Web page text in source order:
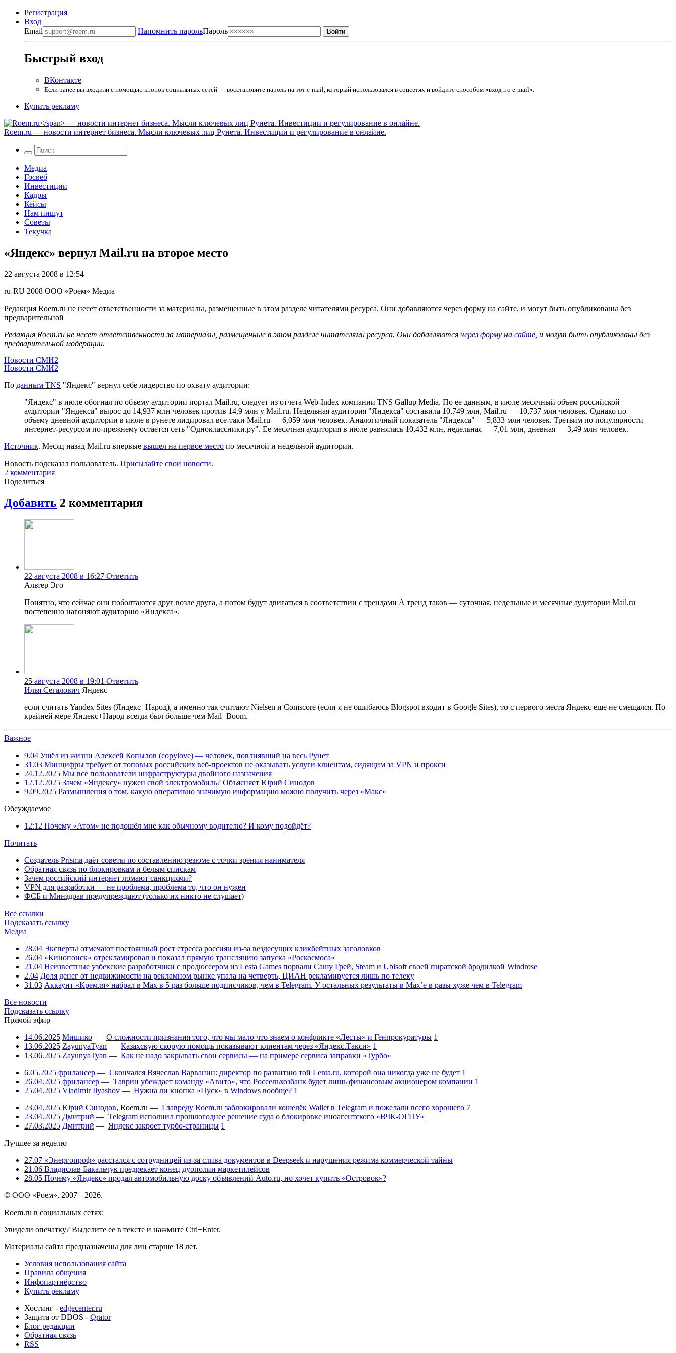
Регистрация
Вход
Email
Напомнить парольПароль
Быстрый вход
ВКонтакте
Если ранее вы входили с помощью кнопок социальных сетей — восстановите пароль на тот e-mail, который использовался в соцсетях и войдите способом «вход по e-mail».
Купить рекламу
Roem.ru — новости интернет бизнеса. Мысли ключевых лиц Рунета. Инвестиции и регулирование в онлайне.
Медиа
Госвеб
Инвестиции
Кадры
Кейсы
Нам пишут
Советы
Текучка
«Яндекс» вернул Mail.ru на второе место
22 августа 2008 в 12:54
ru-RU 2008 ООО «Роем» Медиа
Редакция Roem.ru не несет ответственности за материалы, размещенные в этом разделе читателями ресурса. Они добавляются через форму на сайте, и могут быть опубликованы без
предварительной
Редакция Roem.ru не несет ответственности за материалы, размещенные в этом разделе читателями ресурса. Они добавляются через форму на сайте , и могут быть опубликованы без
предварительной модерации.
Новости СМИ2
Новости СМИ2
По данным TNS "Яндекс" вернул себе лидерство по охвату аудитории:
"Яндекс" в июле обогнал по объему аудитории портал Mail.ru, следует из отчета Web-Index компании TNS Gallup Media. По ее данным, в июле месячный объем российской
аудитории "Яндекса" вырос до 14,937 млн человек против 14,9 млн у Mail.ru. Недельная аудитория "Яндекса" составила 10,749 млн, Mail.ru — 10,737 млн человек. Однако по
объему дневной аудитории в июле в рунете лидировал все-таки Mail.ru — 6,059 млн человек. Аналогичный показатель "Яндекса" — 5,833 млн человек. Третьим по популярности
интернет-ресурсом по-прежнему остается сеть "Одноклассники.ру". Ее месячная аудитория в июле равнялась 10,432 млн, недельная — 7,01 млн, дневная — 3,49 млн человек.
Источник. Месяц назад Mail.ru впервые вышел на первое место по месячной и недельной аудитории.
Новость подсказал пользователь. Присылайте свои новости.
2 комментария
Поделиться
Добавить 2 комментария
22 августа 2008 в 16:27 Ответить
Альтер Эго
Понятно, что сейчас они поболтаются друг возле друга, а потом будут двигаться в соответствии с трендами А тренд таков — суточная, недельные и месячные аудитории Mail.ru
постепенно нагоняют аудиторию «Яндекса».
25 августа 2008 в 19:01 Ответить
Илья Сегалович Яндекс
если считать Yandex Sites (Яндекс+Народ), а именно так считают Nielsen и Comscore (если я не ошибаюсь Blogspot входит в Google Sites), то с первого места Яндекс еще не смещался. По
крайней мере Яндекс+Народ всегда был больше чем Mail+Boom.
Важное
9.04 Ушёл из жизни Алексей Копылов (copylove) — человек, повлиявший на весь Рунет
31.03 Минцифры требует от топовых российских веб-проектов не оказывать услуги клиентам, сидящим за VPN и прокси
24.12.2025 Мы все пользователи инфраструктуры двойного назначения
12.12.2025 Зачем «Яндексу» нужен свой электромобиль? Объясняет Юрий Синодов
9.09.2025 Размышления о том, какую оперативно значимую информацию можно получить через «Макс»
Обсуждаемое
12:12 Почему «Атом» не подошёл мне как обычному водителю? И кому подойдёт?
Почитать
Создатель Prisma даёт советы по составлению резюме с точки зрения нанимателя
Обратная связь по блокировкам и белым спискам
Зачем российский интернет ломают санкциями?
VPN для разработки — не проблема, проблема то, что он нужен
ФСБ и Минздрав предупреждают (только их никто не слушает)
Все ссылки
Подсказать ссылку
Медиа
28.04 Эксперты отмечают постоянный рост стресса россиян из-за вездесущих кликбейтных заголовков
26.04 «Кинопоиск» отрекламировал и показал прямую трансляцию запуска «Роскосмоса»
21.04 Неизвестные узбекские разработчики с продюссером из Lesta Games порвали Сашу Грей, Steam и Ubisoft своей пиратской бродилкой Windrose
2.04 Доля денег от недвижимости на рекламном рынке упала на четверть, ЦИАН рекламируется лишь по телеку
31.03 Аккаунт «Кремля» набрал в Max в 5 раз больше подписчиков, чем в Telegram. У остальных результаты в Max’е в разы хуже чем в Telegram
Все новости
Подсказать ссылку
Прямой эфир
14.06.2025 Мишико — О сложности признания того, что мы мало что знаем о конфликте «Лесты» и Генпрокуратуры 1
13.06.2025 ZayunyaTyan — Казахскую скорую помощь показывают клиентам через «Яндекс.Такси» 1
13.06.2025 ZayunyaTyan — Как не надо закрывать свои сервисы — на примере сервиса заправки «Турбо»
6.05.2025 фрилансер — Скончался Вячеслав Варванин: директор по развитию той Lenta.ru, которой она никогда уже не будет 1
26.04.2025 фрилансер — Таврин убеждает команду «Авито», что Россельхозбанк будет лишь финансовым акционером компании 1
25.04.2025 Vladimir Ilyashov — Нужна ли кнопка «Пуск» в Windows вообще? 1
23.04.2025 Юрий Синодов, Roem.ru — Главреду Roem.ru заблокировали кошелёк Wallet в Telegram и пожелали всего хорошего 7
23.04.2025 Дмитрий — Telegram исполнил прошлогоднее решение суда о блокировке иноагентского «ВЧК-ОГПУ»
27.03.2025 Дмитрий — Яндекс закроет турбо-страницы 1
Лучшее за неделю
27.07 «Энергопроф» расстался с сотрудницей из-за слива документов в Deepseek и нарушения режима коммерческой тайны
21.06 Владислав Бакальчук предрекает конец дуополии маркетплейсов
28.05 Почему «Яндекс» продал автомобильную доску объявлений Auto.ru, но хочет купить «Островок»?
© ООО «Роем», 2007 – 2026.
Roem.ru в социальных сетях:
Увидели опечатку? Выделите ее в тексте и нажмите Ctrl+Enter.
Материалы сайта предназначены для лиц старше 18 лет.
Условия использования сайта
Правила общения
Инфопартнёрство
Купить рекламу
Хостинг - edgecenter.ru
Защита от DDOS - Qrator
Блог редакции
Обратная связь
RSS